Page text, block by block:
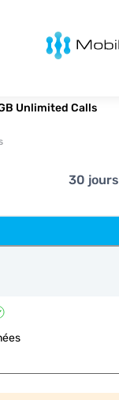
MobiMatter
Unlimited Calls
30 jours